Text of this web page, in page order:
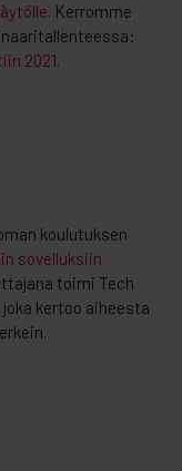
. Kerromme
2021.
koulutuksen
sovelluksiin
toimi Tech
joka kertoo aiheesta